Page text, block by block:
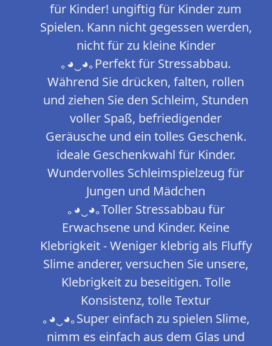
für Kinder! ungiftig für Kinder zum
Spielen. Kann nicht gegessen werden,
nicht für zu kleine Kinder
｡◕‿◕｡Perfekt für Stressabbau.
Während Sie drücken, falten, rollen
und ziehen Sie den Schleim, Stunden
voller Spaß, befriedigender
Geräusche und ein tolles Geschenk.
ideale Geschenkwahl für Kinder.
Wundervolles Schleimspielzeug für
Jungen und Mädchen
｡◕‿◕｡Toller Stressabbau für
Erwachsene und Kinder. Keine
Klebrigkeit - Weniger klebrig als Fluffy
Slime anderer, versuchen Sie unsere,
Klebrigkeit zu beseitigen. Tolle
Konsistenz, tolle Textur
｡◕‿◕｡Super einfach zu spielen Slime,
nimm es einfach aus dem Glas und